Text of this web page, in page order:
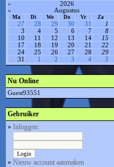
« 2026
«
Augustus
Ma Di Wo Do Vr Za
27 28 29 30 31 1
3
4 5 6 7 8
10
11 12 13 14 15
17
18 19 20 21 22
24
25 26 27 28 29
31
1 2 3 4 5
Nu Online
Guest93551
Gebruiker
» Inloggen:
» Nieuw account aanmaken